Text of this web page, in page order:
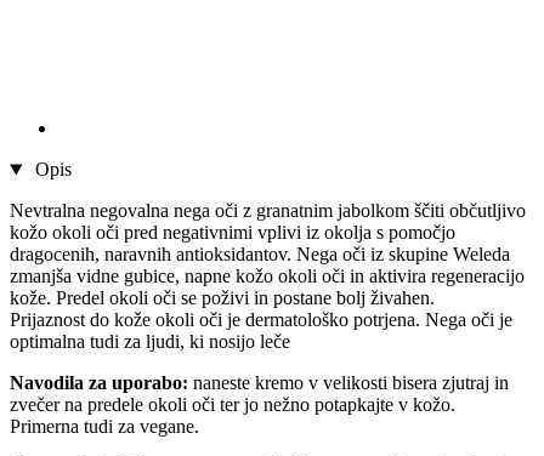
Opis
Nevtralna negovalna nega oči z granatnim jabolkom ščiti občutljivo
kožo okoli oči pred negativnimi vplivi iz okolja s pomočjo
dragocenih, naravnih antioksidantov. Nega oči iz skupine Weleda
zmanjša vidne gubice, napne kožo okoli oči in aktivira regeneracijo
kože. Predel okoli oči se poživi in postane bolj živahen.
Prijaznost do kože okoli oči je dermatološko potrjena. Nega oči je
optimalna tudi za ljudi, ki nosijo leče
Navodila za uporabo: naneste kremo v velikosti bisera zjutraj in
zvečer na predele okoli oči ter jo nežno potapkajte v kožo.
Primerna tudi za vegane.